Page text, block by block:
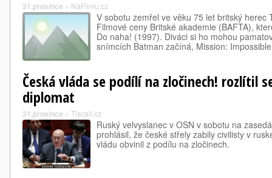
31.prosince » NaFilmu.cz
V sobotu zemřel ve věku 75 let britský herec
Filmové ceny Britské akademie (BAFTA),
Do naha! (1997). Diváci si ho mohou
snímcích Batman začíná, Mission:
Česká vláda se podílí na zločinech! rozlítil
diplomat
31.prosince » Tiscali.cz
Ruský velvyslanec v OSN v sobotu na
prohlásil, že české střely zabily civilisty v
vládu obvinil z podílu na zločinech.